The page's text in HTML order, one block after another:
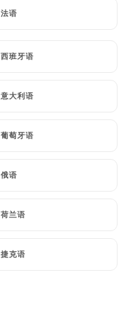
法语
西班牙语
意大利语
葡萄牙语
俄语
荷兰语
捷克语
法语
西班牙语
意大利语
葡萄牙语
俄语
荷兰语
捷克语